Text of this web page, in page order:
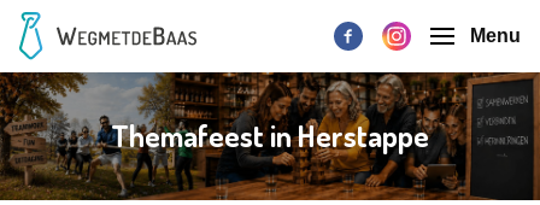
Menu
Themafeest in Herstappe